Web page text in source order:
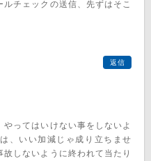
チェックの送信、先ずはそこ
返信
ってはいけない事をしないよ
、いい加減じゃ成り立ちませ
しないように終われて当たり